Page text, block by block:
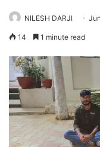
NILESH DARJI
14 1 minute read